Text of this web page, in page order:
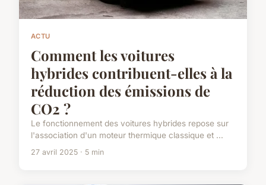
ACTU
Comment les voitures
hybrides contribuent-elles à la
réduction des émissions de
CO2 ?
Le fonctionnement des voitures hybrides repose sur
l'association d'un moteur thermique classique et ...
27 avril 2025 · 5 min